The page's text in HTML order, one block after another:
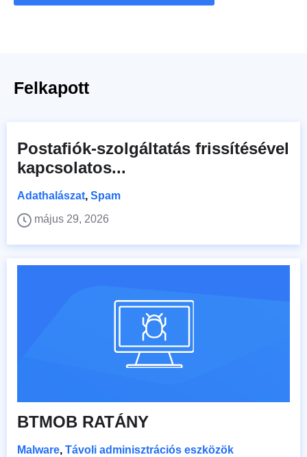
Felkapott
Postafiók-szolgáltatás frissítésével
kapcsolatos...
Adathalászat, Spam
május 29, 2026
BTMOB RATÁNY
Malware, Távoli adminisztrációs eszközök